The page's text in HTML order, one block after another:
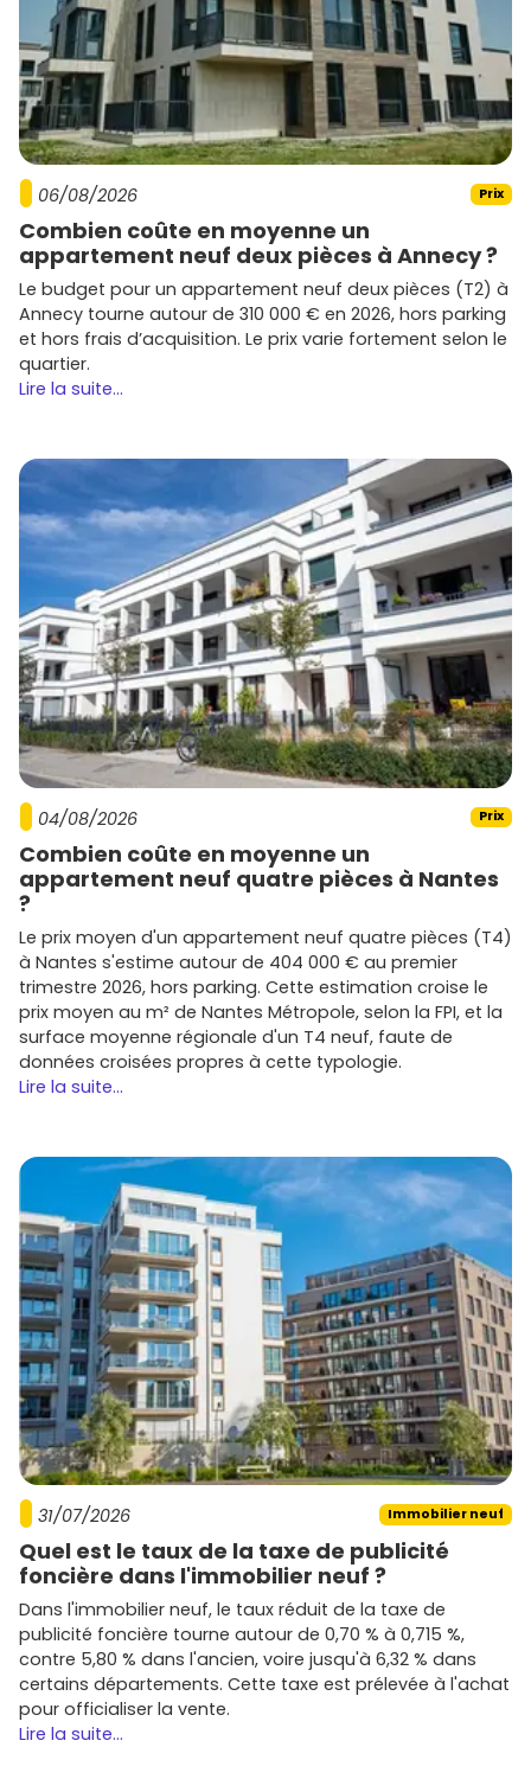
et vérifie ton éligibilité au
PTZsi tu es primo-
accédant.
Compare les programmes: orientation, étage,
surfaces extérieures, stationnement, matériaux, label
RE2020.
Anticipe la locationsi tu investis : cible2 pièceset3
place de parking
Vérifie les charges prévisionnelleset les garanties
(décennale, parfait achèvement, biennale).
Envie d'avancer concrètement ? Parcours lesannonces
d'immobilier neuf à Bourg-en-BressesurVivre dans le
neuf, compare les quartiers et réserve une visite de
programme. Un bon choix d'emplacement aujourd'hui,
c'est une valeur pérenne demain.
06/08/2026 Prix
Combien coûte en moyenne un
appartement neuf deux pièces à Annecy ?
Le budget pour un appartement neuf deux pièces (T2) à
Annecy tourne autour de 310 000 € en 2026, hors parking
et hors frais d’acquisition. Le prix varie fortement selon le
quartier.
Lire la suite...
04/08/2026 Prix
Combien coûte en moyenne un
appartement neuf quatre pièces à Nantes
?
Le prix moyen d'un appartement neuf quatre pièces (T4)
à Nantes s'estime autour de 404 000 € au premier
trimestre 2026, hors parking. Cette estimation croise le
prix moyen au m² de Nantes Métropole, selon la FPI, et la
surface moyenne régionale d'un T4 neuf, faute de
données croisées propres à cette typologie.
Lire la suite...
31/07/2026 Immobilier neuf
Quel est le taux de la taxe de publicité
foncière dans l'immobilier neuf ?
Dans l'immobilier neuf, le taux réduit de la taxe de
publicité foncière tourne autour de 0,70 % à 0,715 %,
contre 5,80 % dans l'ancien, voire jusqu'à 6,32 % dans
certains départements. Cette taxe est prélevée à l'achat
pour officialiser la vente.
Lire la suite...